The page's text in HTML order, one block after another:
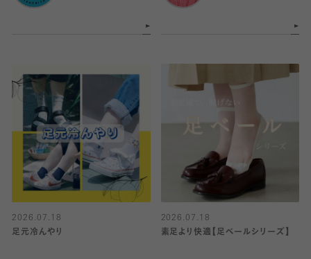
2026.07.18
足元冷んやり
2026.07.18
素足より快適【足ベールシリーズ】